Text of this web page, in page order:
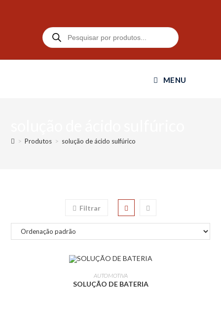
MENU
> Produtos > solução de ácido sulfúrico
Filtrar
LEIA MAIS
AUTOMOTIVA
SOLUÇÃO DE BATERIA